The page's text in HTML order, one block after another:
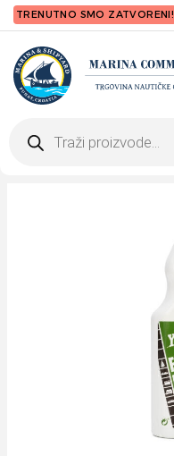
TRENUTNO SMO ZATVORENI!
search